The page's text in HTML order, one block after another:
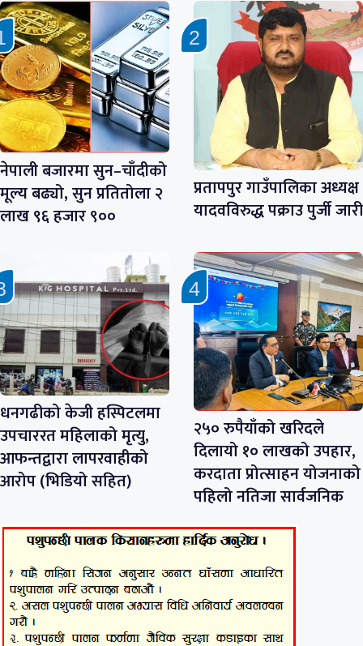
नेपाली बजारमा सुन–चाँदीको
मूल्य बढ्यो, सुन प्रतितोला २
लाख ९६ हजार ९००
प्रतापपुर गाउँपालिका अध्यक्ष
यादवविरुद्ध पक्राउ पुर्जी जारी
धनगढीको केजी हस्पिटलमा
उपचाररत महिलाको मृत्यु,
आफन्तद्वारा लापरवाहीको
आरोप (भिडियो सहित)
२५० रुपैयाँको खरिदले
दिलायो १० लाखको उपहार,
करदाता प्रोत्साहन योजनाको
पहिलो नतिजा सार्वजनिक